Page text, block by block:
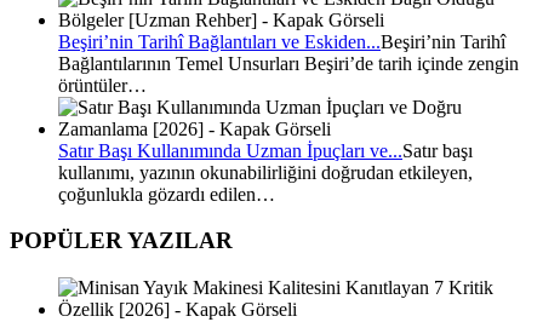
Beşiri’nin Tarihî Bağlantıları ve Eskiden...Beşiri’nin Tarihî
Bağlantılarının Temel Unsurları Beşiri’de tarih içinde zengin
örüntüler…
Satır Başı Kullanımında Uzman İpuçları ve...Satır başı
kullanımı, yazının okunabilirliğini doğrudan etkileyen,
çoğunlukla gözardı edilen…
POPÜLER YAZILAR